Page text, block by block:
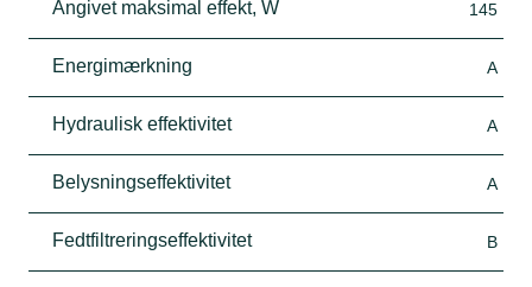
Angivet maksimal effekt, W 145
Energimærkning A
Hydraulisk effektivitet A
Belysningseffektivitet A
Fedtfiltreringseffektivitet B